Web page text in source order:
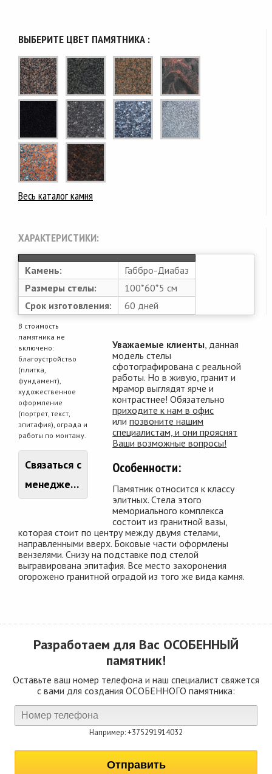
ВЫБЕРИТЕ ЦВЕТ ПАМЯТНИКА :
Весь каталог камня
ХАРАКТЕРИСТИКИ:
Камень:
Габбро-Диабаз
Размеры стелы:
100*60*5 см
Срок изготовления:
60 дней
В стоимость
памятника не
включено:
благоустройство
(плитка,
фундамент),
художественное
оформление
(портрет, текст,
эпитафия), ограда и
работы по монтажу.
Связаться с
менеджером
Уважаемые клиенты , данная
модель стелы
сфотографирована с реальной
работы. Но в живую, гранит и
мрамор выглядят ярче и
контрастнее! Обязательно
приходите к нам в офис
илипозвоните нашим
специалистам, и они прояснят
Ваши возможные вопросы!
Особенности:
Памятник относится к классу
элитных. Стела этого
мемориального комплекса
состоит из гранитной вазы,
которая стоит по центру между двумя стелами,
направленными вверх. Боковые части оформлены
вензелями. Снизу на подставке под стелой
выгравирована эпитафия. Все место захоронения
огорожено гранитной оградой из того же вида камня.
Разработаем для Вас ОСОБЕННЫЙ
памятник!
Оставьте ваш номер телефона и наш специалист свяжется
с вами для создания ОСОБЕННОГО памятника:
Например: +375291914032